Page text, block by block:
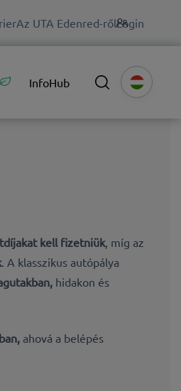
Az UTA Edenred-rőlLogin
InfoHub
kell fizetniük, míg az
. A klasszikus autópálya
hidakon és
ahová a belépés